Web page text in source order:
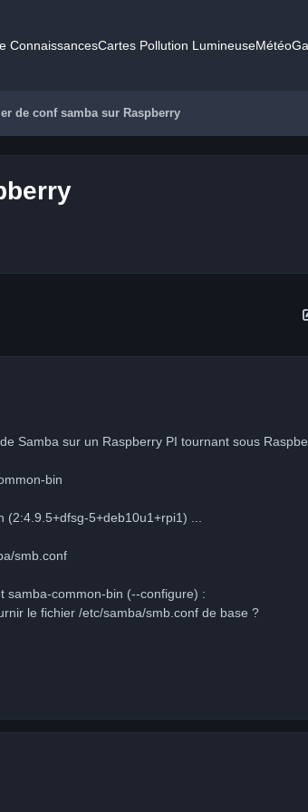
ConnaissancesCartes Pollution LumineuseMétéo
de conf samba sur Raspberry
Samba sur un Raspberry PI tournant sous
bin
5+deb10u1+rpi1) ...
smb.conf
samba-common-bin (--configure) :
le fichier /etc/samba/smb.conf de base ?